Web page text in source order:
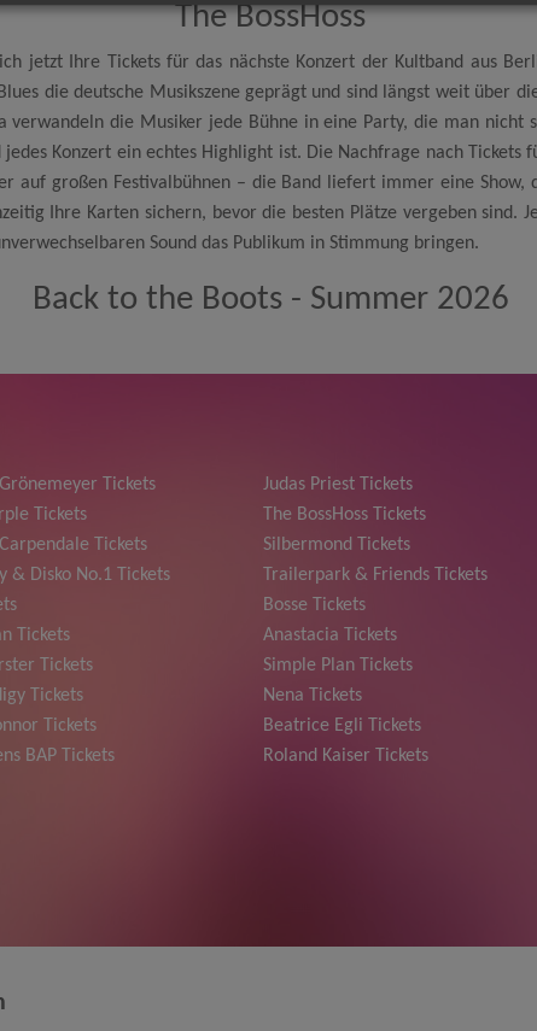
The BossHoss
jetzt Ihre Tickets für das nächste Konzert der Kultband aus
die deutsche Musikszene geprägt und sind längst weit über
verwandeln die Musiker jede Bühne in eine Party, die man nicht
Konzert ein echtes Highlight ist. Die Nachfrage nach Tickets
auf großen Festivalbühnen – die Band liefert immer eine Show,
Ihre Karten sichern, bevor die besten Plätze vergeben sind.
Sound das Publikum in Stimmung bringen.
Back to the Boots - Summer 2026
Tickets
Tickets
Tickets
& Disko No.1 Tickets
Tickets
Tickets
Tickets
Tickets
BAP Tickets
Judas Priest Tickets
The BossHoss Tickets
Silbermond Tickets
Trailerpark & Friends Tickets
Bosse Tickets
Anastacia Tickets
Simple Plan Tickets
Nena Tickets
Beatrice Egli Tickets
Roland Kaiser Tickets